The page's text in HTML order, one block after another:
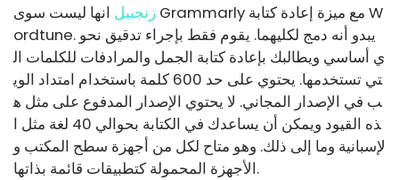
زنجبيل انها ليست سوى Grammarly مع ميزة إعادة كتابة W
ordtune. يبدو أنه دمج لكليهما. يقوم فقط بإجراء تدقيق نحو
ي أساسي ويطالبك بإعادة كتابة الجمل والمرادفات للكلمات ال
تي تستخدمها. يحتوي على حد 600 كلمة باستخدام امتداد الوي
ب في الإصدار المجاني. لا يحتوي الإصدار المدفوع على مثل ه
ذه القيود ويمكن أن يساعدك في الكتابة بحوالي 40 لغة مثل ا
لإسبانية وما إلى ذلك. وهو متاح لكل من أجهزة سطح المكتب و
الأجهزة المحمولة كتطبيقات قائمة بذاتها.